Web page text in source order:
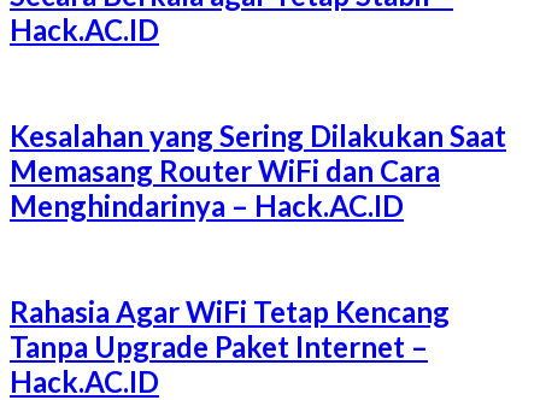
Hack.AC.ID
Kesalahan yang Sering Dilakukan Saat
Memasang Router WiFi dan Cara
Menghindarinya – Hack.AC.ID
Rahasia Agar WiFi Tetap Kencang
Tanpa Upgrade Paket Internet –
Hack.AC.ID